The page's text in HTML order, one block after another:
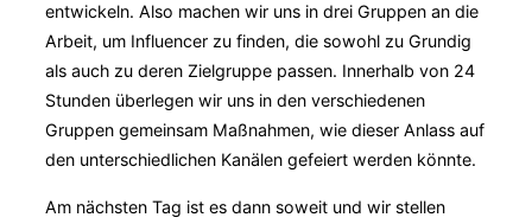
entwickeln. Also machen wir uns in drei Gruppen an die
Arbeit, um Influencer zu finden, die sowohl zu Grundig
als auch zu deren Zielgruppe passen. Innerhalb von 24
Stunden überlegen wir uns in den verschiedenen
Gruppen gemeinsam Maßnahmen, wie dieser Anlass auf
den unterschiedlichen Kanälen gefeiert werden könnte.
Am nächsten Tag ist es dann soweit und wir stellen